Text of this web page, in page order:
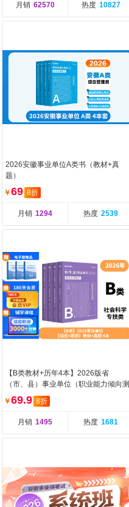
月销 62570 热度 10827
2026安徽事业单位A类书（教材+真
题）
￥69 8折
月销 1294 热度 2539
【B类教材+历年4本】2026版省
（市、县）事业单位（职业能力倾向测
验+综合应用能力）教
￥69.9 8折
月销 1495 热度 1681